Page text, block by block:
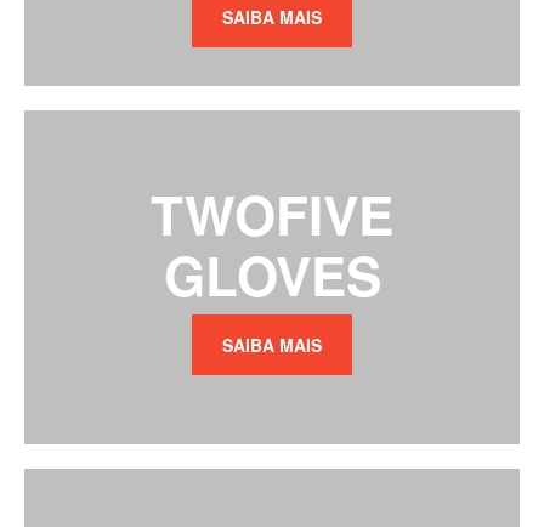
SAIBA MAIS
TWOFIVE
GLOVES
SAIBA MAIS